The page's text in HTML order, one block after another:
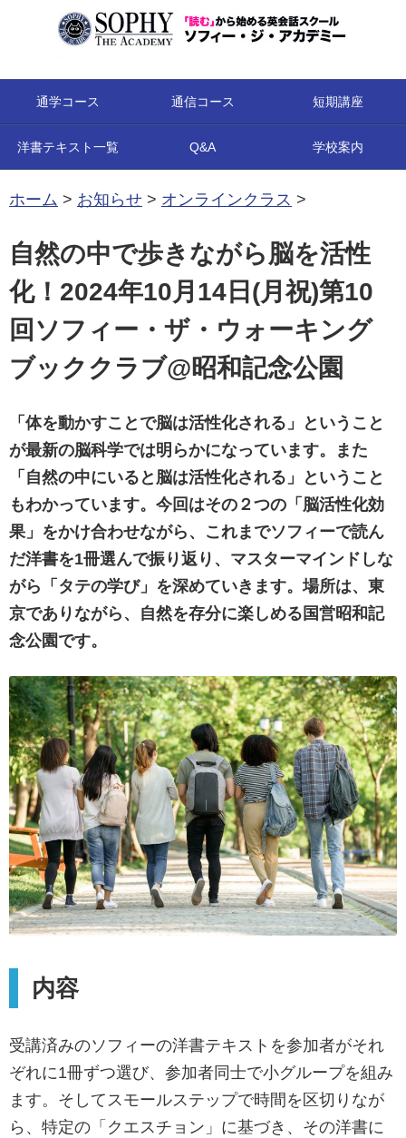
通学コース 通信コース 短期講座
洋書テキスト一覧 Q&A 学校案内
ホーム > お知らせ > オンラインクラス >
自然の中で歩きながら脳を活性
化！2024年10月14日(月祝)第10
回ソフィー・ザ・ウォーキング
ブッククラブ@昭和記念公園
「体を動かすことで脳は活性化される」ということ
が最新の脳科学では明らかになっています。また
「自然の中にいると脳は活性化される」ということ
もわかっています。今回はその２つの「脳活性化効
果」をかけ合わせながら、これまでソフィーで読ん
だ洋書を1冊選んで振り返り、マスターマインドしな
がら「タテの学び」を深めていきます。場所は、東
京でありながら、自然を存分に楽しめる国営昭和記
念公園です。
内容
受講済みのソフィーの洋書テキストを参加者がそれ
ぞれに1冊ずつ選び、参加者同士で小グループを組み
ます。そしてスモールステップで時間を区切りなが
ら、特定の「クエスチョン」に基づき、その洋書に